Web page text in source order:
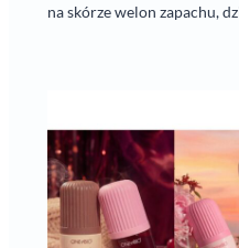
na skórze welon zapachu,